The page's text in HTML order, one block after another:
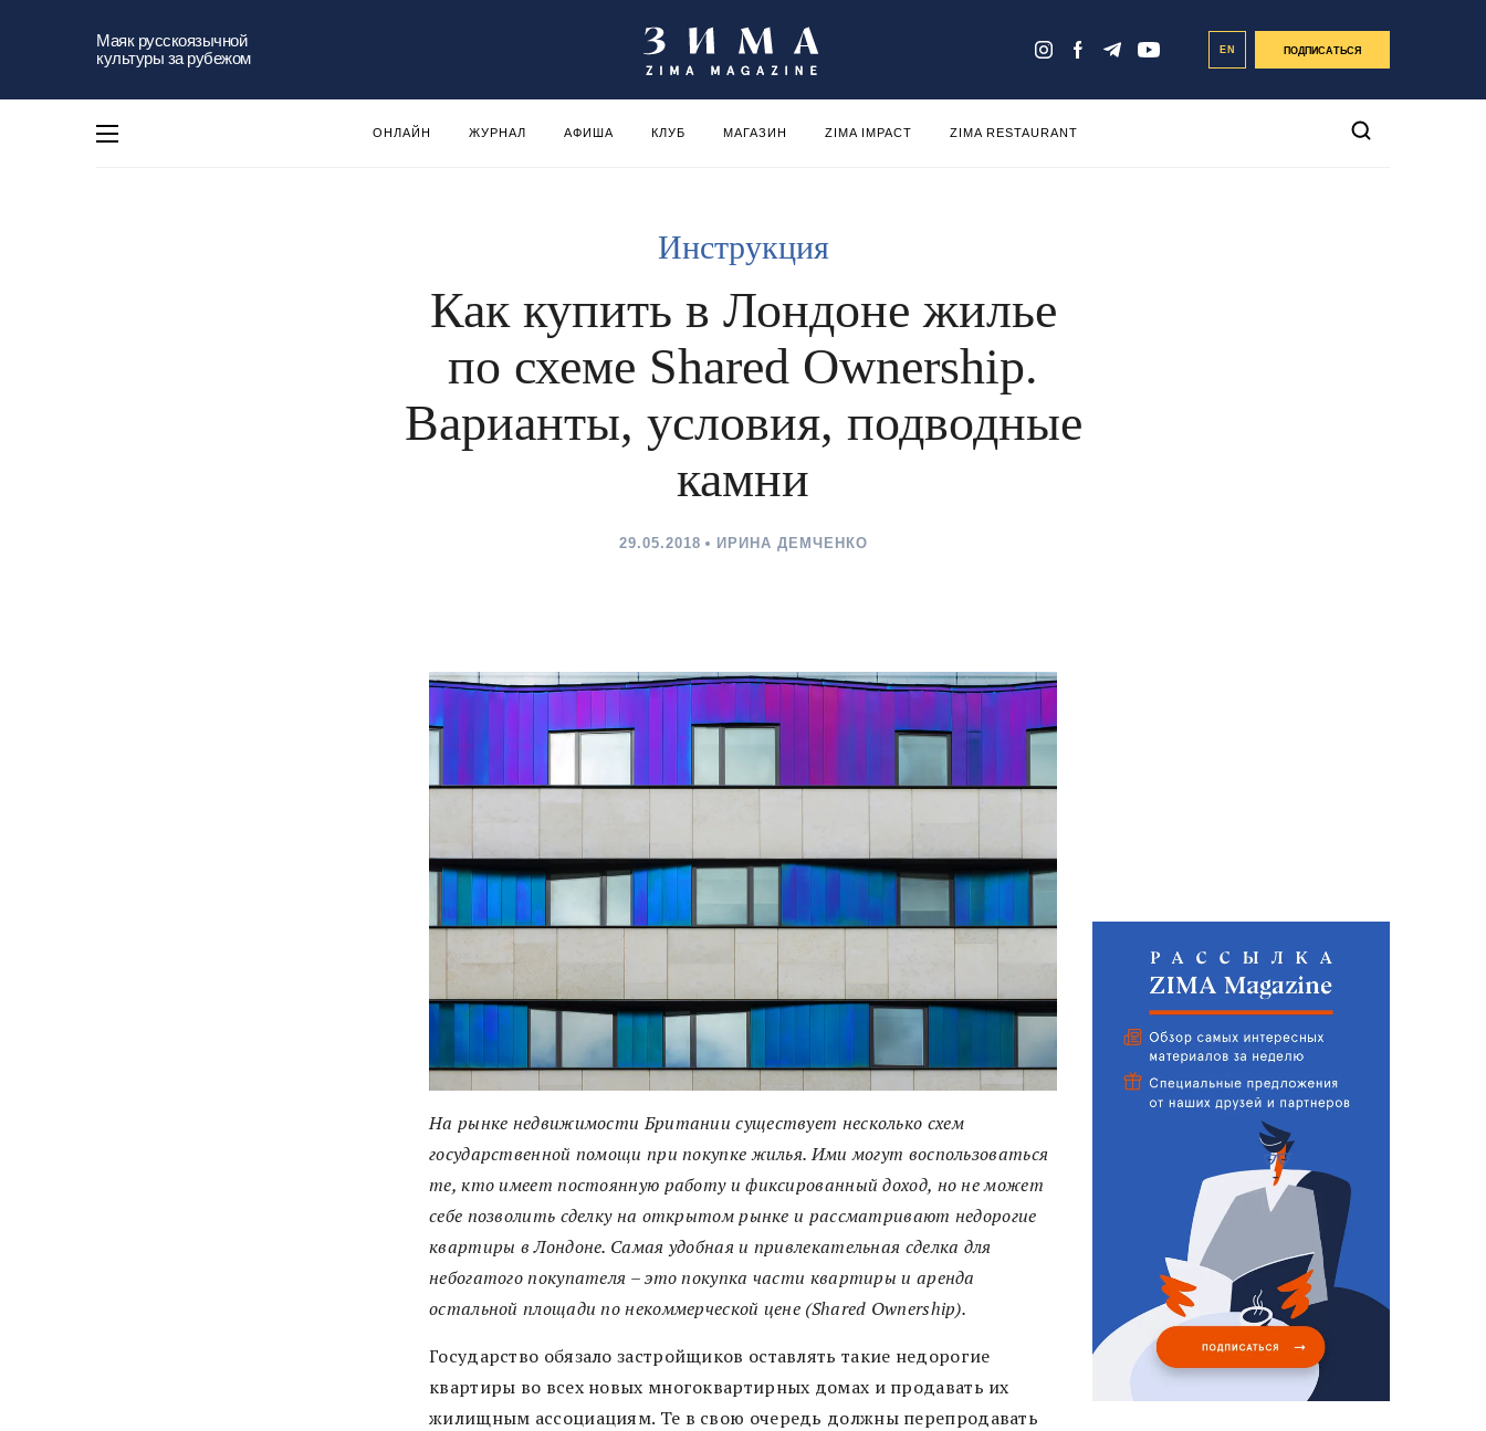
Маяк русскоязычной
культуры за рубежом
EN ПОДПИСАТЬСЯ
ОНЛАЙН ЖУРНАЛ АФИША КЛУБ МАГАЗИН ZIMA IMPACT ZIMA RESTAURANT
Инструкция
Как купить в Лондоне жилье
по схеме Shared Ownership.
Варианты, условия, подводные
камни
29.05.2018 ИРИНА ДЕМЧЕНКО
На рынке недвижимости Британии существует несколько схем
государственной помощи при покупке жилья. Ими могут воспользоваться
те, кто имеет постоянную работу и фиксированный доход, но не может
себе позволить сделку на открытом рынке и рассматривают недорогие
квартиры в Лондоне. Самая удобная и привлекательная сделка для
небогатого покупателя – это покупка части квартиры и аренда
остальной площади по некоммерческой цене (Shared Ownership).
Государство обязало застройщиков оставлять такие недорогие
квартиры во всех новых многоквартирных домах и продавать их
жилищным ассоциациям. Те в свою очередь должны перепродавать